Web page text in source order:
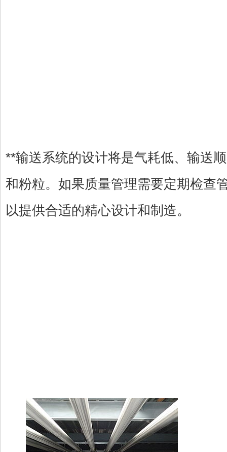
**输送系统的设计将是气耗低、输送
和粉粒。如果质量管理需要定期检查
以提供合适的精心设计和制造。